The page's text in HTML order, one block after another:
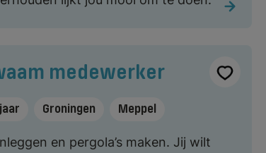
medewerker
Groningen Meppel
en pergola’s maken. Jij wilt